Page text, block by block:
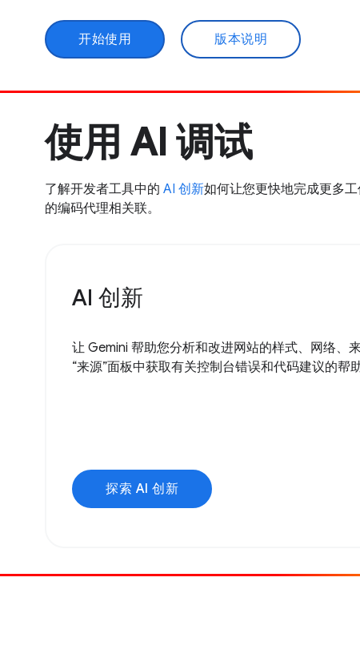
开始使用 版本说明
使用 AI 调试
了解开发者工具中的 AI 创新如何让您更快地完成更多
的编码代理相关联。
AI 创新
让 Gemini 帮助您分析和改进网站的样式、网络、
“来源”面板中获取有关控制台错误和代码建议的帮助
探索 AI 创新